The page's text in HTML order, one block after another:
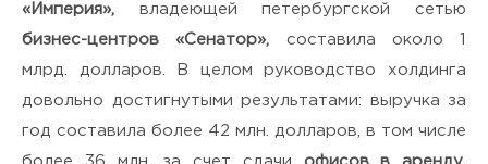
«Империя», владеющей петербургской сетью
бизнес-центров «Сенатор», составила около 1
млрд. долларов. В целом руководство холдинга
довольно достигнутыми результатами: выручка за
год составила более 42 млн. долларов, в том числе
более 36 млн. за счет сдачи офисов в аренду
ОТПРАВИТЬ
Нажимая кнопку «Отправить»,
я подтверждаю своёСогласие